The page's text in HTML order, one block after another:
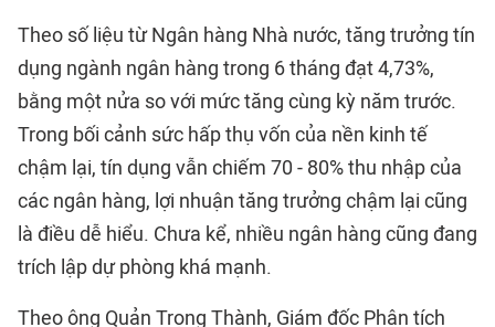
Theo số liệu từ Ngân hàng Nhà nước, tăng trưởng tín
dụng ngành ngân hàng trong 6 tháng đạt 4,73%,
bằng một nửa so với mức tăng cùng kỳ năm trước.
Trong bối cảnh sức hấp thụ vốn của nền kinh tế
chậm lại, tín dụng vẫn chiếm 70 - 80% thu nhập của
các ngân hàng, lợi nhuận tăng trưởng chậm lại cũng
là điều dễ hiểu. Chưa kể, nhiều ngân hàng cũng đang
trích lập dự phòng khá mạnh.
Theo ông Quản Trọng Thành, Giám đốc Phân tích